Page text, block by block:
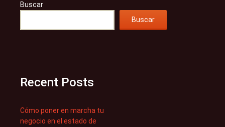
Buscar
Buscar
Recent Posts
Cómo poner en marcha tu
negocio en el estado de